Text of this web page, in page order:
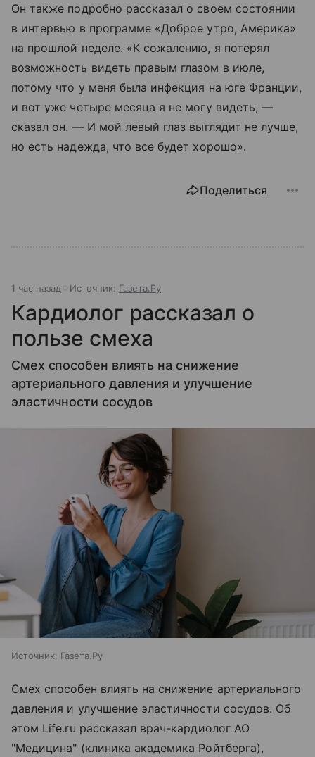
Он также подробно рассказал о своем состоянии
в интервью в программе «Доброе утро, Америка»
на прошлой неделе. «К сожалению, я потерял
возможность видеть правым глазом в июле,
потому что у меня была инфекция на юге Франции,
и вот уже четыре месяца я не могу видеть, —
сказал он. — И мой левый глаз выглядит не лучше,
но есть надежда, что все будет хорошо».
Поделиться
1 час назад Источник: Газета.Ру
Кардиолог рассказал о
пользе смеха
Смех способен влиять на снижение
артериального давления и улучшение
эластичности сосудов
Источник: Газета.Ру
Смех способен влиять на снижение артериального
давления и улучшение эластичности сосудов. Об
этом Life.ru рассказал врач-кардиолог АО
"Медицина" (клиника академика Ройтберга),